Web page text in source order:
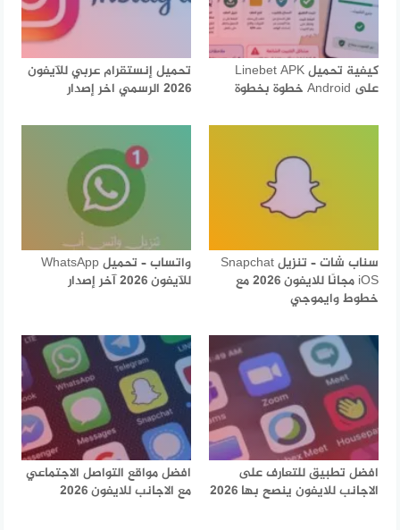
كيفية تحميل Linebet APK
على Android خطوة بخطوة
تحميل إنستقرام عربي للآيفون
2026 الرسمي اخر إصدار
سناب شات – تنزيل Snapchat
iOS مجانًا للايفون 2026 مع
خطوط وايموجي
واتساب – تحميل WhatsApp
للآيفون 2026 آخر إصدار
افضل تطبيق للتعارف على
الاجانب للايفون ينصح بها 2026
افضل مواقع التواصل الاجتماعي
مع الاجانب للايفون 2026